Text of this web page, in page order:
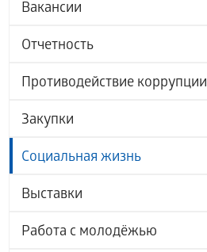
Вакансии
Отчетность
Противодействие коррупции
Закупки
Социальная жизнь
Выставки
Работа с молодёжью